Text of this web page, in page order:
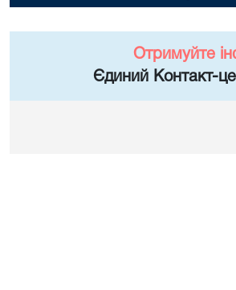
Отримуйте
Єдиний Контакт-